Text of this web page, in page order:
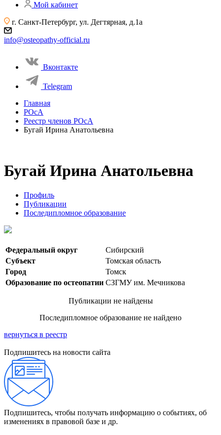
Мой кабинет
г. Санкт-Петербург, ул. Дегтярная, д.1а
info@osteopathy-official.ru
Вконтакте
Telegram
Главная
РОсА
Реестр членов РОсА
Бугай Ирина Анатольевна
Бугай Ирина Анатольевна
Профиль
Публикации
Последипломное образование
Федеральный округ
Сибирский
Субъект
Томская область
Город
Томск
Образование по остеопатии СЗГМУ им. Мечникова
Публикации не найдены
Последипломное образование не найдено
вернуться в реестр
Подпишитесь на новости сайта
Подпишитесь, чтобы получать информацию о событиях, об
изменениях в правовой базе и др.